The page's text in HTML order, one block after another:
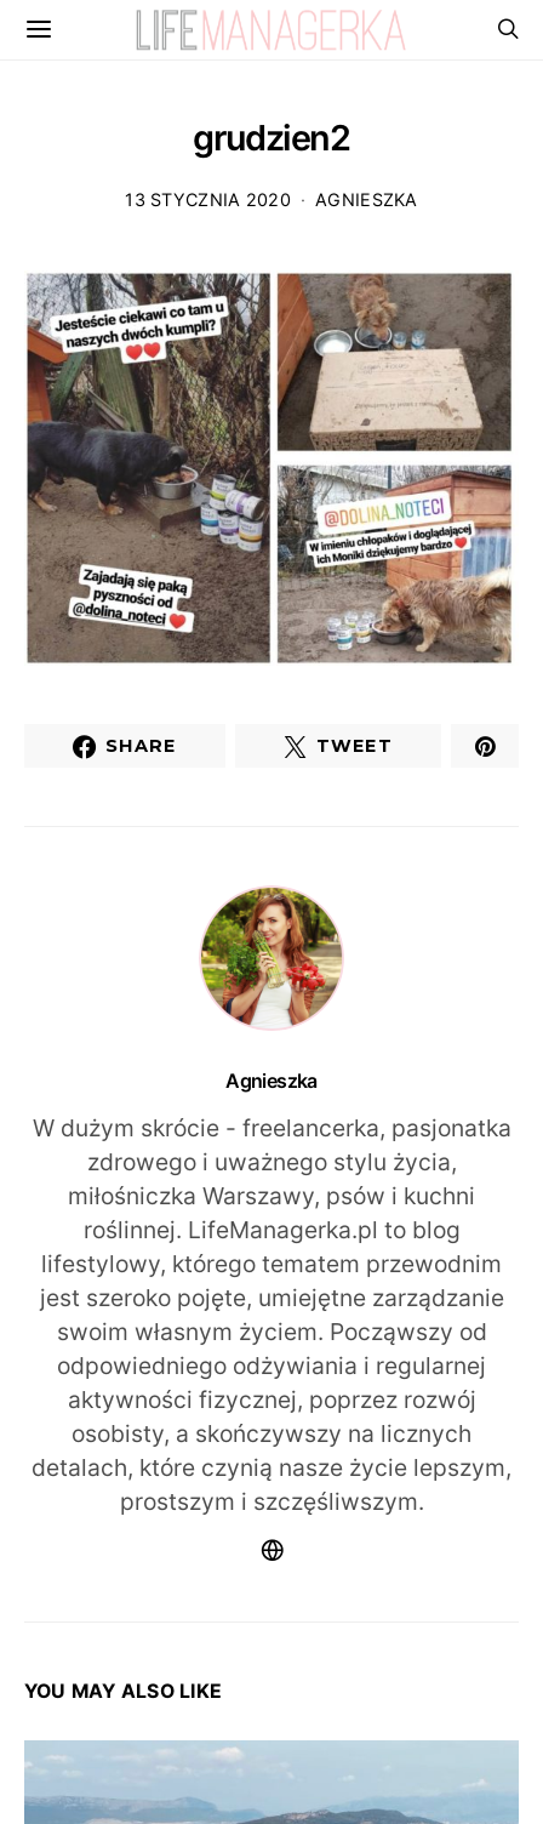
grudzien2
13 STYCZNIA 2020 AGNIESZKA
SHARE TWEET
Agnieszka
W dużym skrócie - freelancerka, pasjonatka
zdrowego i uważnego stylu życia,
miłośniczka Warszawy, psów i kuchni
roślinnej. LifeManagerka.pl to blog
lifestylowy, którego tematem przewodnim
jest szeroko pojęte, umiejętne zarządzanie
swoim własnym życiem. Począwszy od
odpowiedniego odżywiania i regularnej
aktywności fizycznej, poprzez rozwój
osobisty, a skończywszy na licznych
detalach, które czynią nasze życie lepszym,
prostszym i szczęśliwszym.
YOU MAY ALSO LIKE